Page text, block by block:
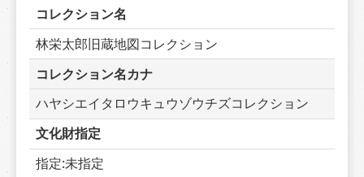
コレクション名
林栄太郎旧蔵地図コレクション
コレクション名カナ
ハヤシエイタロウキュウゾウチズコレクション
文化財指定
指定:未指定